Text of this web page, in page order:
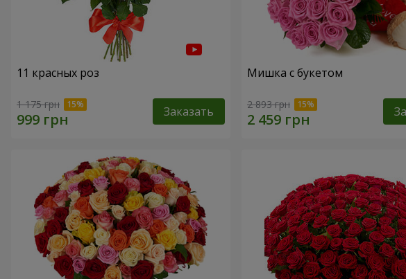
11 красных роз
1 175 грн Заказать
Мишка с букетом
2 893 грн